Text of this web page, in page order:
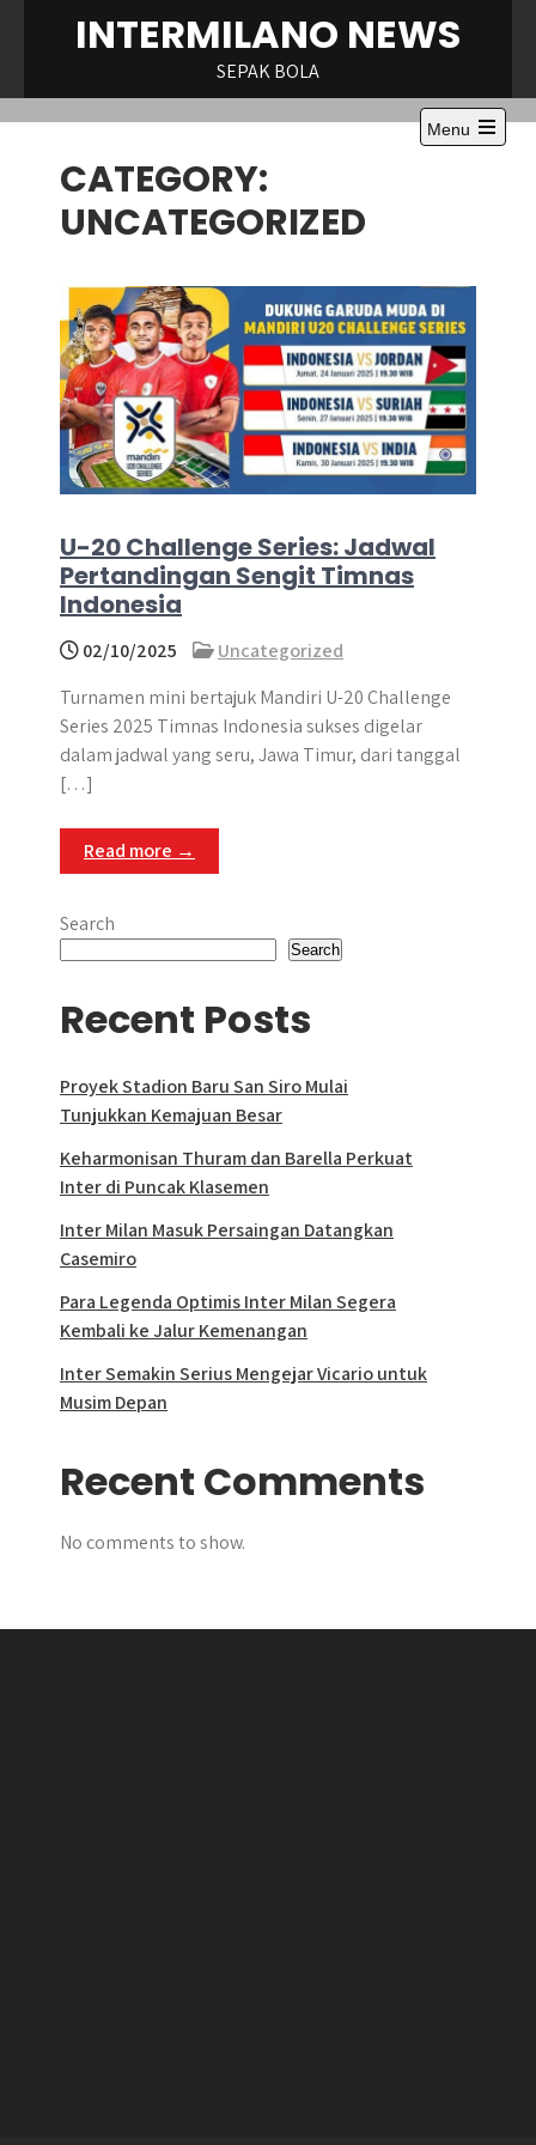
INTERMILANO NEWS
SEPAK BOLA
Menu
Open
CATEGORY:
UNCATEGORIZED
U-20 Challenge Series: Jadwal
Pertandingan Sengit Timnas
Indonesia
02/10/2025
Uncategorized
Turnamen mini bertajuk Mandiri U-20 Challenge
Series 2025 Timnas Indonesia sukses digelar
dalam jadwal yang seru, Jawa Timur, dari tanggal
[…]
Read more →
Search
Search
Recent Posts
Proyek Stadion Baru San Siro Mulai
Tunjukkan Kemajuan Besar
Keharmonisan Thuram dan Barella Perkuat
Inter di Puncak Klasemen
Inter Milan Masuk Persaingan Datangkan
Casemiro
Para Legenda Optimis Inter Milan Segera
Kembali ke Jalur Kemenangan
Inter Semakin Serius Mengejar Vicario untuk
Musim Depan
Recent Comments
No comments to show.